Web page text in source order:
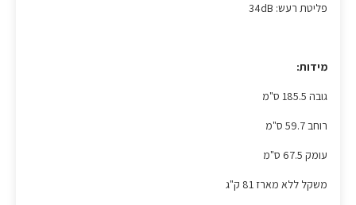
פליטת רעש: 34dB
מידות:
גובה 185.5 ס"מ
רוחב 59.7 ס"מ
עומק 67.5 ס"מ
משקל ללא מארז 81 ק"ג